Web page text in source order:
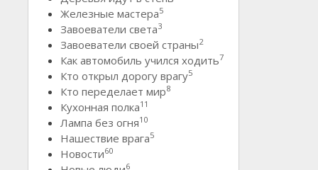
Железные мастера5
Завоеватели света3
Завоеватели своей страны2
Как автомобиль учился ходить7
Кто открыл дорогу врагу5
Кто переделает мир8
Кухонная полка11
Лампа без огня10
Нашествие врага5
Новости60
6